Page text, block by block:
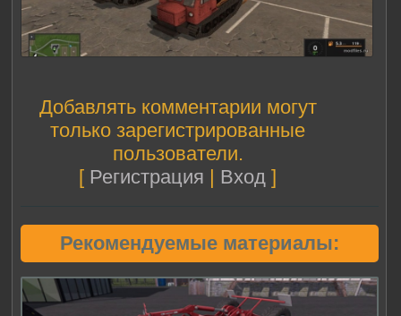
Добавлять комментарии могут
только зарегистрированные
пользователи.
[ Регистрация Вход ]
Рекомендуемые материалы: